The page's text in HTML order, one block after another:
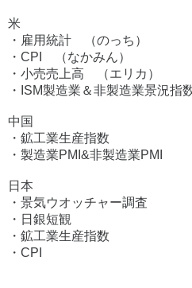
米
・雇用統計 （のっち）
・CPI （なかみん）
・小売売上高 （エリカ）
・ISM製造業＆非製造業景況指
中国
・鉱工業生産指数
・製造業PMI&非製造業PMI
日本
・景気ウオッチャー調査
・日銀短観
・鉱工業生産指数
・CPI